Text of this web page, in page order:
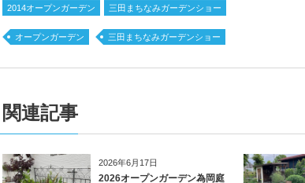
2014オープンガーデン 三田まちなみガーデンショー
オープンガーデン 三田まちなみガーデンショー
関連記事
2026年6月17日
2026オープンガーデン為岡庭